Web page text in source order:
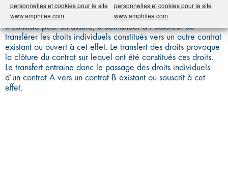
personnelles et cookies pour le site
www.amphitea.com
personnelles et cookies pour le site
www.amphitea.com
Il consiste pour un assuré, à demander à l’assureur de
transférer les droits individuels constitués vers un autre contrat
existant ou ouvert à cet effet. Le transfert des droits provoque
la clôture du contrat sur lequel ont été constitués ces droits.
Le transfert entraine donc le passage des droits individuels
d’un contrat A vers un contrat B existant ou souscrit à cet
effet.